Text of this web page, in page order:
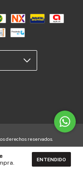
ENTENDIDO
derechos reservados.
ingresá acá.